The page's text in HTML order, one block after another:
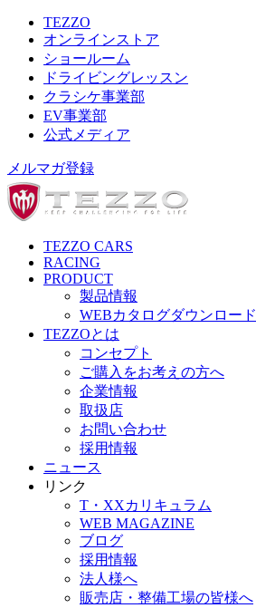
TEZZO
オンラインストア
ショールーム
ドライビングレッスン
クラシケ事業部
EV事業部
公式メディア
メルマガ登録
TEZZO CARS
RACING
PRODUCT
製品情報
WEBカタログダウンロード
TEZZOとは
コンセプト
ご購入をお考えの方へ
企業情報
取扱店
お問い合わせ
採用情報
ニュース
リンク
T・XXカリキュラム
WEB MAGAZINE
ブログ
採用情報
法人様へ
販売店・整備工場の皆様へ